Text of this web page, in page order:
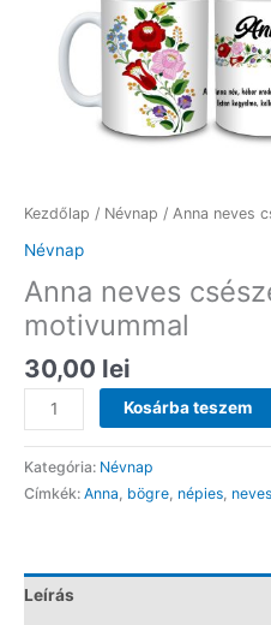
Kezdőlap / Névnap / Anna neves
Névnap
Anna neves
motivummal
30,00 lei
Anna
neves
csésze
magyaros
motivummal
Kosárba teszem
Kategória: Névnap
Címkék: Anna, bögre, népies,
Leírás